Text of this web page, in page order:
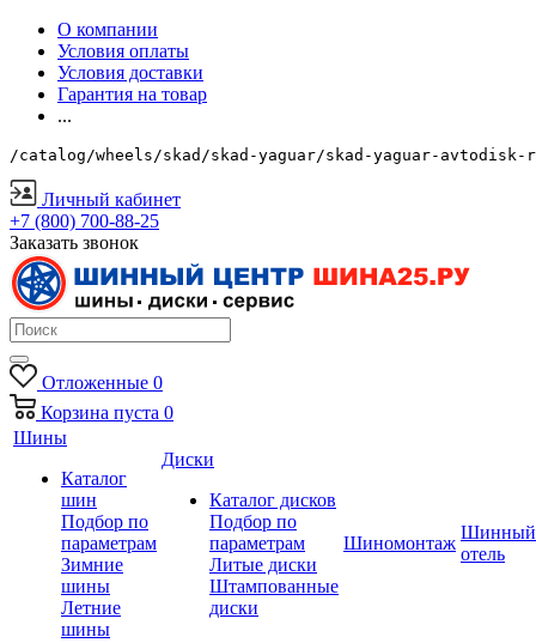
О компании
Условия оплаты
Условия доставки
Гарантия на товар
...
/catalog/wheels/skad/skad-yaguar/skad-yaguar-
Личный кабинет
+7 (800) 700-88-25
Заказать звонок
Отложенные 0
Корзина пуста 0
Шины
Каталог
шин
Подбор по
параметрам
Зимние
шины
Летние
шины
Диски
Каталог дисков
Подбор по
параметрам
Литые диски
Штампованные
диски
Шиномонтаж
Шинный
отель